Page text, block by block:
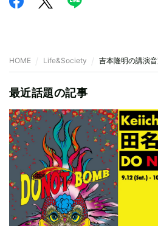
HOME Life&Society 吉本隆明の講演
最近話題の記事